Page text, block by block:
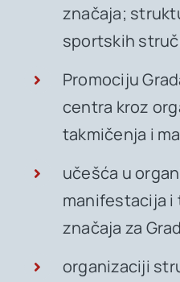
značaja;
sportskih
Promociju
centra kroz
takmičenja i
učešća u
manifestacija i
značaja za
organizaciji